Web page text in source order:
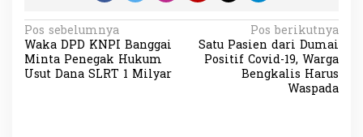
N
a
v
Pos sebelumnya
Waka DPD KNPI Banggai
Minta Penegak Hukum
Usut Dana SLRT 1 Milyar
Pos berikutnya
Satu Pasien dari Dumai
Positif Covid-19, Warga
Bengkalis Harus
Waspada